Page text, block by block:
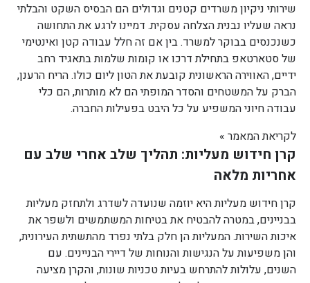
שירותי ניקיון משרדים קטנים וגדולים הם הבסיס השקט והבלתי
נראה שעליו נבנית הצלחה עסקית. דמיינו לרגע את התחושה
כשנכנסים בבוקר למשרד. בין אם זה חלל עבודה קטן ואינטימי
של סטארטאפ בתחילת דרכו או קומות שלמות בתאגיד רחב
ידיים, האווירה הראשונית קובעת את הטון ליום כולו. הריח הרענן,
הברק על המשטחים והסדר המופתי הם לא מותרות, הם כלי
עבודה חיוני המשפיע על כל היבט בפעילות החברה.
לקריאת המאמר »
קרן חידוש מעליות: תהליך שלב אחרי שלב עם
אחריות מלאה
קרן חידוש מעליות היא יוזמה שנועדה לשדרג ולתחזק מעליות
בבניינים, במטרה להבטיח את בטיחות המשתמשים ולשפר את
איכות השירות. המעליות הן חלק בלתי נפרד מהתשתית העירונית,
והן משפיעות על הנגישות והנוחות של דיירי הבניינים. עם
השנים, עלולות להתרחש בעיות טכניות שונות, והקרן מציעה